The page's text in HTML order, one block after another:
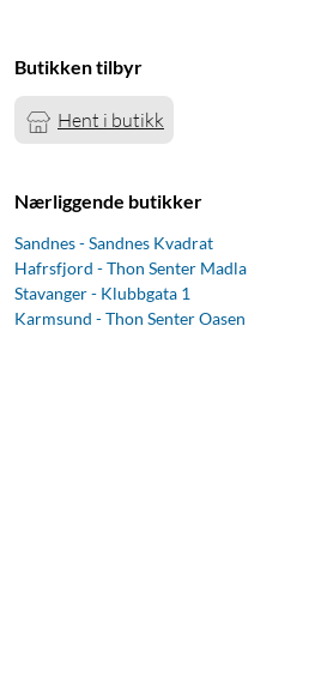
Butikken tilbyr
Hent i butikk
Nærliggende butikker
Sandnes - Sandnes Kvadrat
Hafrsfjord - Thon Senter Madla
Stavanger - Klubbgata 1
Karmsund - Thon Senter Oasen